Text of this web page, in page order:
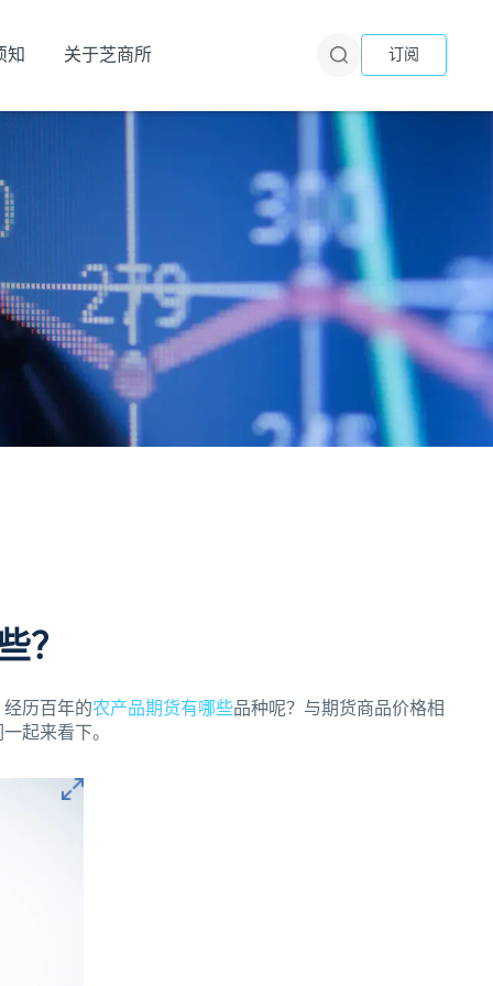
知 关于芝商所 订阅
？
历百年的农产品期货有哪些品种呢？与期货商品价格相
起来看下。